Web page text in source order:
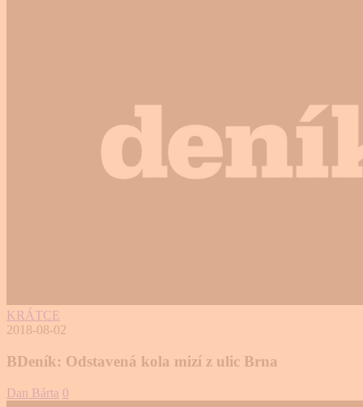
KRÁTCE
2018-08-02
BDeník: Odstavená kola mizí z ulic Brna
Dan Bárta 0